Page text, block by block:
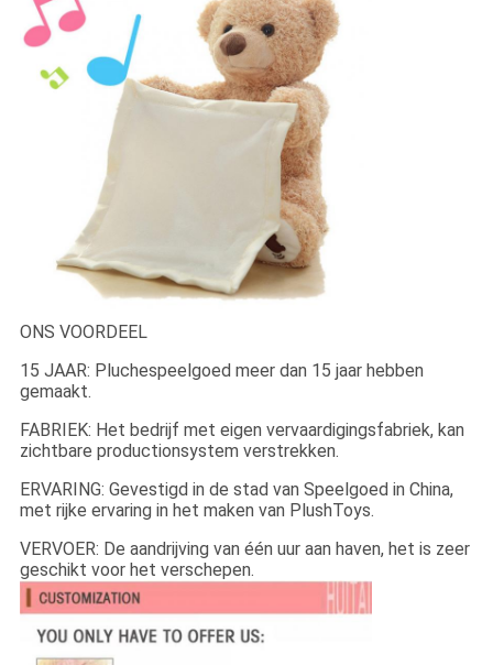
ONS VOORDEEL
15 JAAR: Pluchespeelgoed meer dan 15 jaar hebben
gemaakt.
FABRIEK: Het bedrijf met eigen vervaardigingsfabriek, kan
zichtbare productionsystem verstrekken.
ERVARING: Gevestigd in de stad van Speelgoed in China,
met rijke ervaring in het maken van PlushToys.
VERVOER: De aandrijving van één uur aan haven, het is zeer
geschikt voor het verschepen.